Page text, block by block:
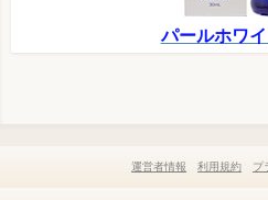
パールホワ
運営者情報 利用規約 プ